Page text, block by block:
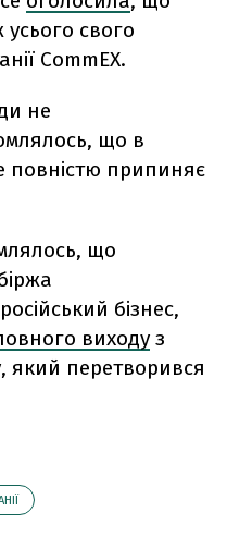
свого
CommEX.
не
що в
повністю припиняє
що
бізнес,
виходу з
який перетворився